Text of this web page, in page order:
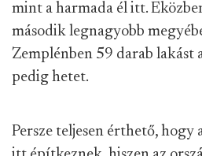
mint a harmada él itt.
második legnagyobb
Zemplénben 59 darab lakást
pedig hetet.
Persze teljesen érthető, hogy